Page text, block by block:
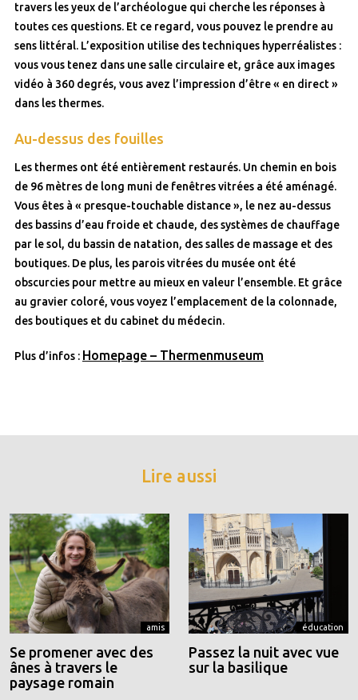
travers les yeux de l’archéologue qui cherche les réponses à
toutes ces questions. Et ce regard, vous pouvez le prendre au
sens littéral. L’exposition utilise des techniques hyperréalistes :
vous vous tenez dans une salle circulaire et, grâce aux images
vidéo à 360 degrés, vous avez l’impression d’être « en direct »
dans les thermes.
Au-dessus des fouilles
Les thermes ont été entièrement restaurés. Un chemin en bois
de 96 mètres de long muni de fenêtres vitrées a été aménagé.
Vous êtes à « presque-touchable distance », le nez au-dessus
des bassins d’eau froide et chaude, des systèmes de chauffage
par le sol, du bassin de natation, des salles de massage et des
boutiques. De plus, les parois vitrées du musée ont été
obscurcies pour mettre au mieux en valeur l’ensemble. Et grâce
au gravier coloré, vous voyez l’emplacement de la colonnade,
des boutiques et du cabinet du médecin.
Plus d’infos : Homepage – Thermenmuseum
Lire aussi
amis
Se promener avec des
ânes à travers le
paysage romain
éducation
Passez la nuit avec vue
sur la basilique